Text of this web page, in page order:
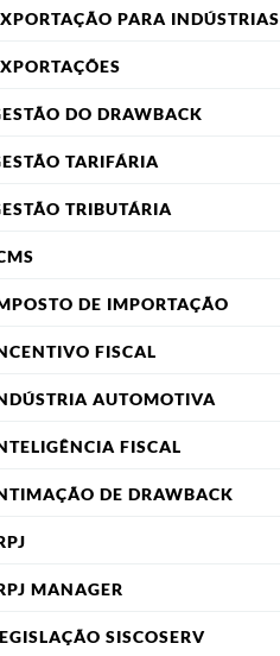
PARA INDÚSTRIAS
DO DRAWBACK
TARIFÁRIA
TRIBUTÁRIA
DE IMPORTAÇÃO
FISCAL
AUTOMOTIVA
FISCAL
DE DRAWBACK
MANAGER
SISCOSERV